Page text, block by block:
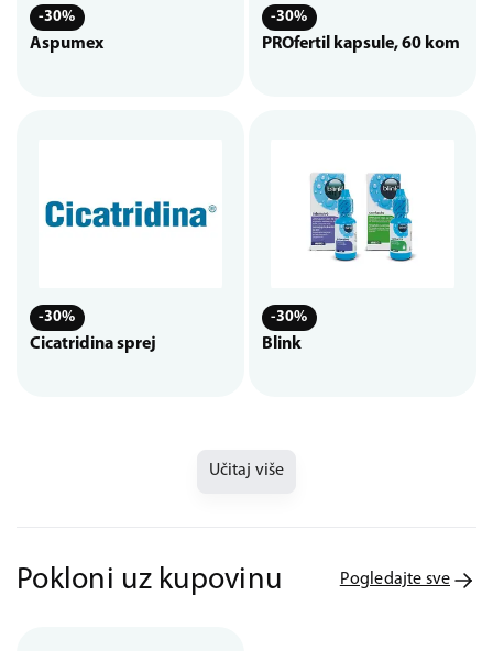
-30%
Aspumex
-30%
PROfertil kapsule, 60 kom
-30%
Cicatridina sprej
-30%
Blink
Učitaj više
Pokloni uz kupovinu Pogledajte sve